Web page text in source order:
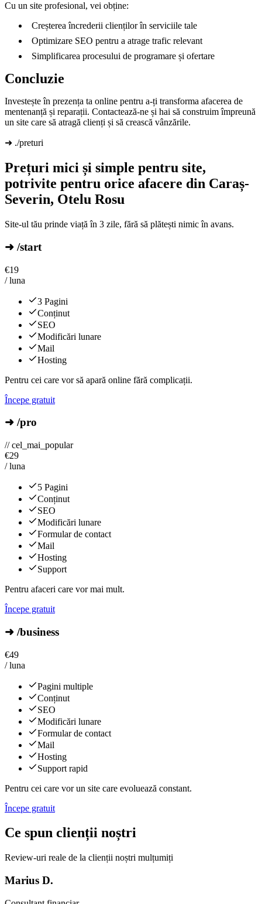
Cu un site profesional, vei obține:
Creșterea încrederii clienților în serviciile tale
Optimizare SEO pentru a atrage trafic relevant
Simplificarea procesului de programare și ofertare
Concluzie
Investește în prezența ta online pentru a-ți transforma afacerea de
mentenanță și reparații. Contactează-ne și hai să construim împreună
un site care să atragă clienți și să crească vânzările.
➜ ./preturi
Prețuri mici și simple pentru site,
potrivite pentru orice afacere din Caraș-
Severin, Otelu Rosu
Site-ul tău prinde viață în 3 zile, fără să plătești nimic în avans.
➜ /start
€19
/ luna
3 Pagini
Conținut
SEO
Modificări lunare
Mail
Hosting
Pentru cei care vor să apară online fără complicații.
Începe gratuit
➜ /pro
// cel_mai_popular
€29
/ luna
5 Pagini
Conținut
SEO
Modificări lunare
Formular de contact
Mail
Hosting
Support
Pentru afaceri care vor mai mult.
Începe gratuit
➜ /business
€49
/ luna
Pagini multiple
Conținut
SEO
Modificări lunare
Formular de contact
Mail
Hosting
Support rapid
Pentru cei care vor un site care evoluează constant.
Începe gratuit
Ce spun clienții noștri
Review-uri reale de la clienții noștri mulțumiți
Marius D.